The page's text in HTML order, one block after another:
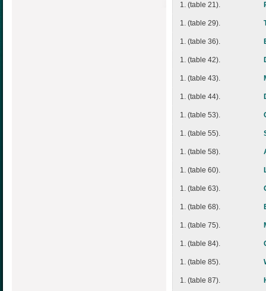
1. (table 21).
1. (table 29).
1. (table 36).
1. (table 42).
1. (table 43).
1. (table 44).
1. (table 53).
1. (table 55).
1. (table 58).
1. (table 60).
1. (table 63).
1. (table 68).
1. (table 75).
1. (table 84).
1. (table 85).
1. (table 87).